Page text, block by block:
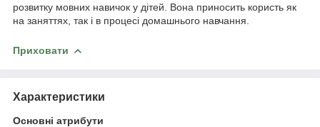
розвитку мовних навичок у дітей. Вона приносить користь як
на заняттях, так і в процесі домашнього навчання.
Приховати
Характеристики
Основні атрибути